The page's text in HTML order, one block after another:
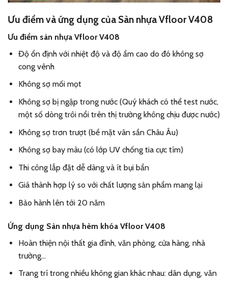
Ưu điểm và ứng dụng của Sàn nhựa Vfloor V408
Ưu điểm sàn nhựa Vfloor V408
Độ ổn định với nhiệt độ và độ ẩm cao do đó không sợ
cong vênh
Không sợ mối mọt
Không sợ bị ngập trong nước (Quý khách có thể test nước,
một số dòng trôi nổi trên thị trường không chịu được nước)
Không sợ trơn trượt (bề mặt vân sần Châu Âu)
Không sợ bay màu (có lớp UV chống tia cực tím)
Thi công lắp đặt dễ dàng và ít bụi bẩn
Giá thành hợp lý so với chất lượng sản phẩm mang lại
Bảo hành lên tới 20 năm
Ứng dụng Sàn nhựa hèm khóa Vfloor V408
Hoàn thiện nội thất gia đình, văn phòng, cửa hàng, nhà
trường…
Trang trí trong nhiều không gian khác nhau: dân dụng, văn